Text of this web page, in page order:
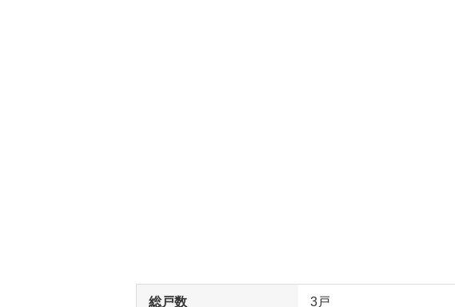
総戸数 3戸